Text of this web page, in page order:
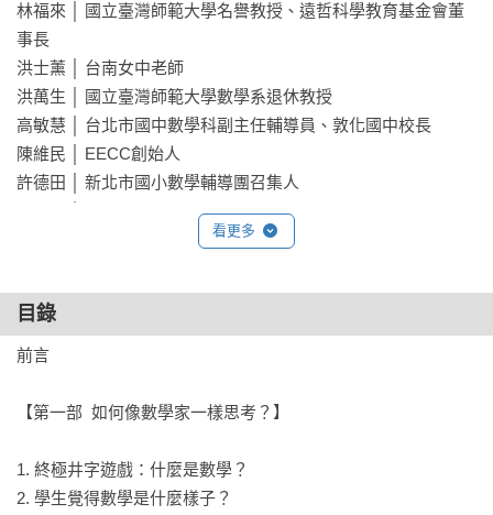
林福來 │ 國立臺灣師範大學名譽教授、遠哲科學教育基金會董
事長
洪士薰 │ 台南女中老師
洪萬生 │ 國立臺灣師範大學數學系退休教授
高敏慧 │ 台北市國中數學科副主任輔導員、敦化國中校長
陳維民 │ EECC創始人
許德田 │ 新北市國小數學輔導團召集人
蔡依橙 │ 素養教育工作坊核心講師
賴以威 │「數感實驗室」共同創辦人、台師大電機系助理教授
▌數學需要更好的解說方式，也需要更好的解說者！
學定義是什麼？誰是科學大門前的野蠻人？
數學潛藏在人生所有事情底下，串連看似不相連的遙遠領域：
銅板和基因、骰子和股票、書籍和棒球。數學是一種思考的系
看更多
目錄
前言
【第一部  如何像數學家一樣思考？】
1. 終極井字遊戲：什麼是數學？
2. 學生覺得數學是什麼樣子？